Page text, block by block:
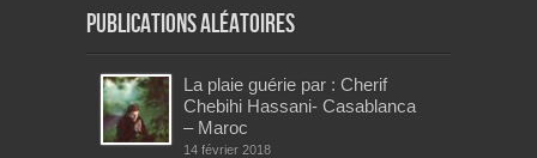
Publications aléatoires
La plaie guérie par : Cherif
Chebihi Hassani- Casablanca
– Maroc
14 février 2018